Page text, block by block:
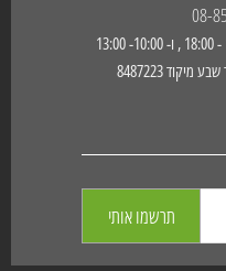
תרשמו אותי